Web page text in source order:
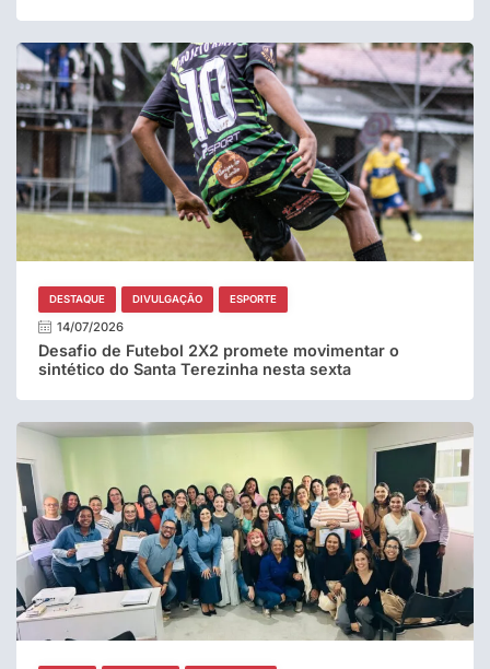
DESTAQUE DIVULGAÇÃO ESPORTE
14/07/2026
Desafio de Futebol 2X2 promete movimentar o
sintético do Santa Terezinha nesta sexta